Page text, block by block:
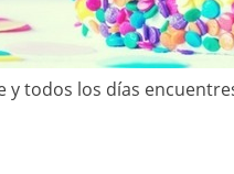
todos los días